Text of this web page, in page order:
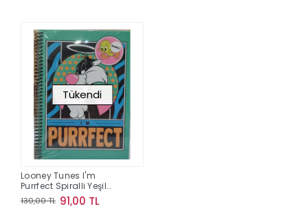
Tükendi
Looney Tunes I'm
Purrfect Spiralli Yeşil
Defter 80 yp.17*24
130,00 TL 91,00 TL